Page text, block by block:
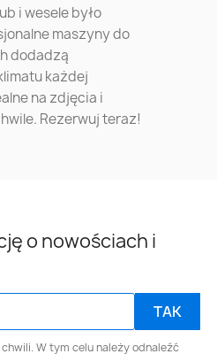
i wesele było
maszyny do
dodadzą
każdej
na zdjęcia i
Rezerwuj teraz!
o nowościach i
W tym celu należy odnaleźć